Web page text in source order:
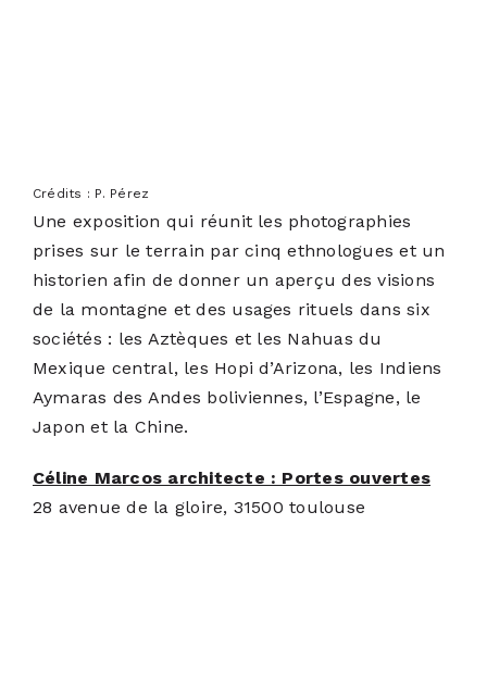
Crédits : P. Pérez
Une exposition qui réunit les photographies
prises sur le terrain par cinq ethnologues et un
historien afin de donner un aperçu des visions
de la montagne et des usages rituels dans six
sociétés : les Aztèques et les Nahuas du
Mexique central, les Hopi d’Arizona, les Indiens
Aymaras des Andes boliviennes, l’Espagne, le
Japon et la Chine.
Céline Marcos architecte : Portes ouvertes
28 avenue de la gloire, 31500 toulouse